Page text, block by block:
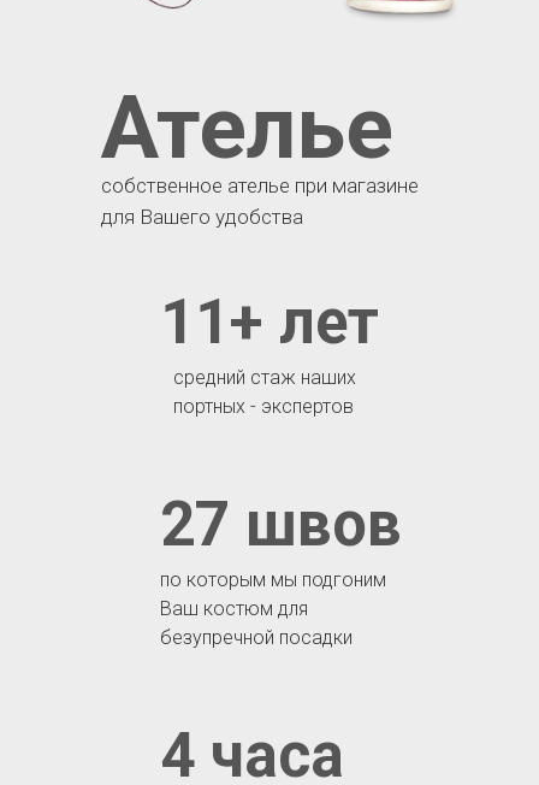
4 часа
по которым мы подгоним
Ваш костюм для
безупречной посадки
27 швов
средний стаж наших
портных - экспертов
11+ лет
Ателье
собственное ателье при магазине
для Вашего удобства